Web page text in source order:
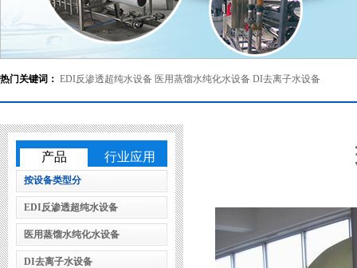
热门关键词： EDI反渗透超纯水设备 医用蒸馏水纯化水设备 DI去离子水设备
产品 行业应用
按设备类型分
EDI反渗透超纯水设备
医用蒸馏水纯化水设备
DI去离子水设备